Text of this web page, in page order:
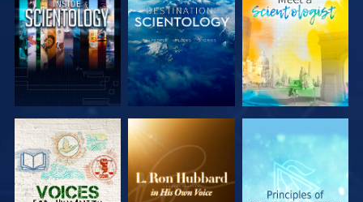
DÉCOUVRIR
LES SÉRIES
DÉCOUVRIR
LES SÉRIES
DÉCOUVRIR
LES SÉRIES